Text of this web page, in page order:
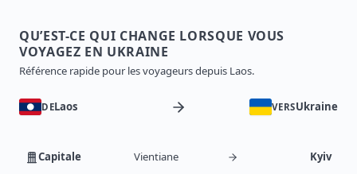
QU’EST-CE QUI CHANGE LORSQUE VOUS
VOYAGEZ EN UKRAINE
Référence rapide pour les voyageurs depuis Laos.
DELaos VERSUkraine
Capitale Vientiane Kyiv